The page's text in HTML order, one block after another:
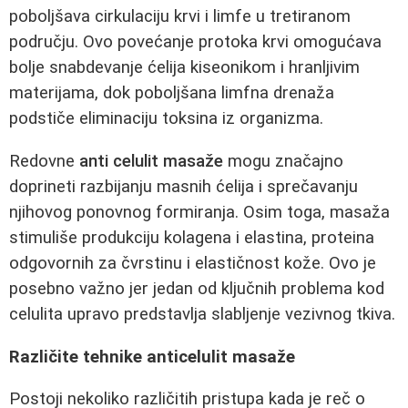
poboljšava cirkulaciju krvi i limfe u tretiranom
području. Ovo povećanje protoka krvi omogućava
bolje snabdevanje ćelija kiseonikom i hranljivim
materijama, dok poboljšana limfna drenaža
podstiče eliminaciju toksina iz organizma.
Redovne anti celulit masaže mogu značajno
doprineti razbijanju masnih ćelija i sprečavanju
njihovog ponovnog formiranja. Osim toga, masaža
stimuliše produkciju kolagena i elastina, proteina
odgovornih za čvrstinu i elastičnost kože. Ovo je
posebno važno jer jedan od ključnih problema kod
celulita upravo predstavlja slabljenje vezivnog tkiva.
Različite tehnike anticelulit masaže
Postoji nekoliko različitih pristupa kada je reč o